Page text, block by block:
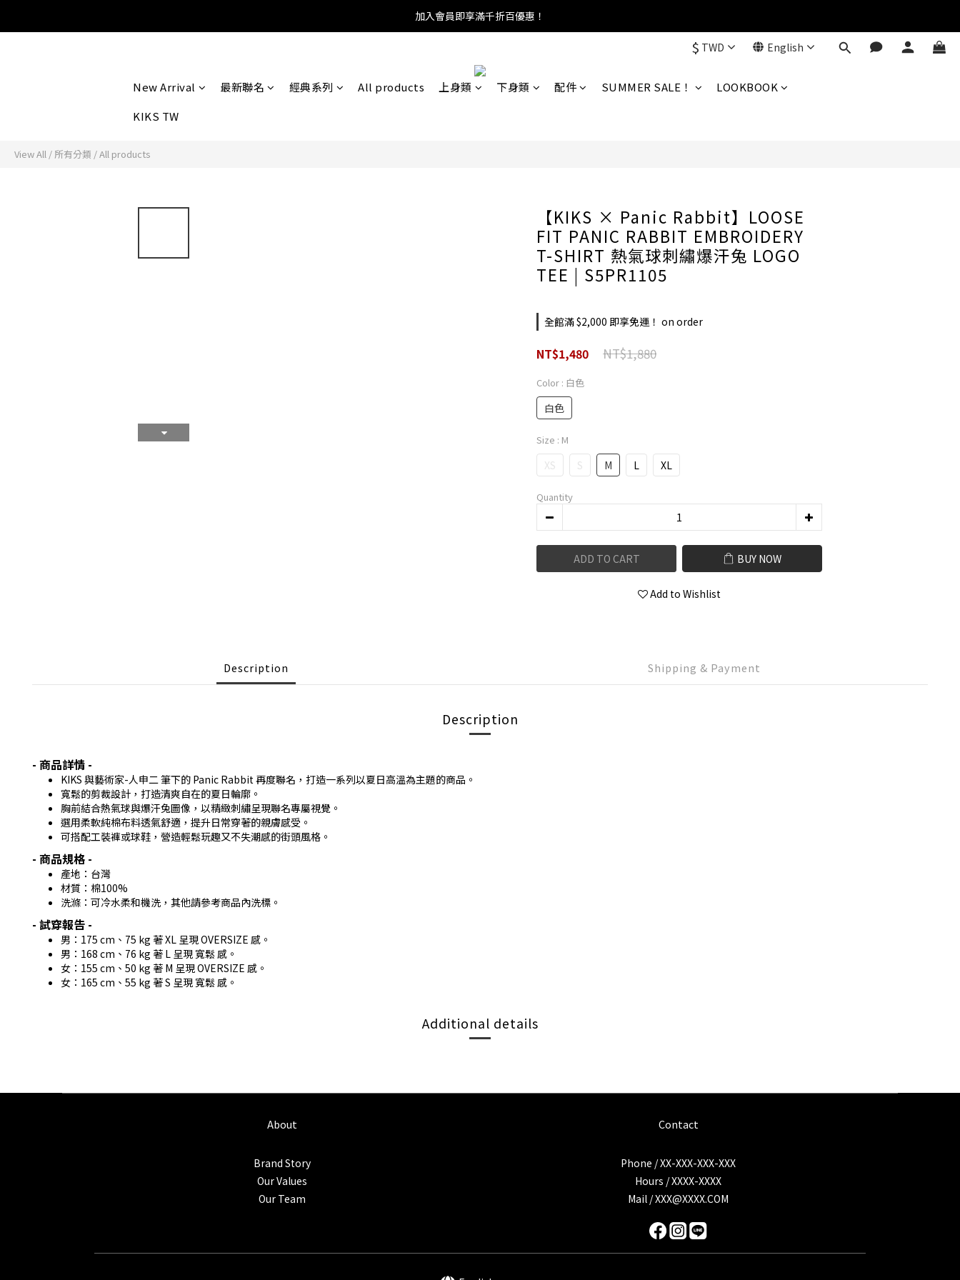
加入會員即享滿千折百優惠！
$ TWD English
New Arrival 最新聯名 經典系列 All products 上身類 下身類 配件 SUMMER SALE！
LOOKBOOK
KIKS TW
View All / 所有分類 /All products
【KIKS × Panic Rabbit】LOOSE
FIT PANIC RABBIT EMBROIDERY
T-SHIRT 熱氣球刺繡爆汗兔 LOGO
TEE | S5PR1105
全館滿 $2,000 即享免運！ on order
NT$1,480 NT$1,880
Color : 白色
白色
Size : M
XS S M L XL
Quantity
ADD TO CART BUY NOW
Add to Wishlist
Description Shipping & Payment
Description
- 商品詳情 -
KIKS 與藝術家-人申二 筆下的 Panic Rabbit ​再度聯名，打造一系列以夏日高溫為主題的商品。
寬鬆的剪裁設計，打造清爽自在的夏日輪廓。
胸前結合熱氣球與爆汗兔圖像，以精緻刺繡呈現聯名專屬視覺。
選用柔軟純棉布料透氣舒適，提升日常穿著的親膚感受。
可搭配工裝褲或球鞋，營造輕鬆玩趣又不失潮感的街頭風格。
- 商品規格 -
產地：台灣
材質：棉100%
洗滌：可冷水柔和機洗，其他請參考商品內洗標。
- 試穿報告 -
男：175 cm、75 kg 著 XL 呈現 OVERSIZE 感。
男：168 cm、76 kg 著 L 呈現 寬鬆 感。
女：155 cm、50 kg 著 M 呈現 OVERSIZE 感。
女：165 cm、55 kg 著 S 呈現 寬鬆 感。
Additional details
BUY NOW
About
Brand Story
Our Values
Our Team
Contact
Phone / XX-XXX-XXX-XXX
Hours / XXXX-XXXX
Mail / XXX@XXXX.COM